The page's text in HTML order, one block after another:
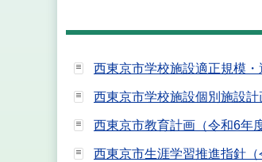
西東京市学校施設適正規模
西東京市学校施設個別施設計
西東京市教育計画（令和6年
西東京市生涯学習推進指針（